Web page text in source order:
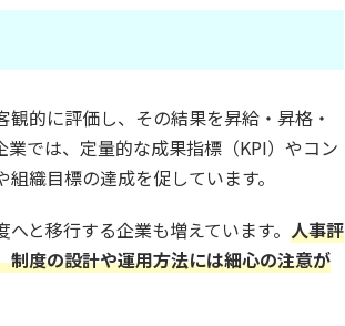
的に評価し、その結果を昇給・昇格・
では、定量的な成果指標（KPI）やコン
織目標の達成を促しています。
と移行する企業も増えています。 人事評
度の設計や運用方法には細心の注意が